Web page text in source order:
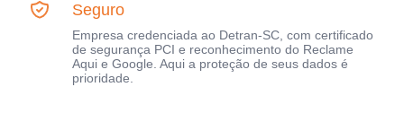
Seguro
Empresa credenciada ao Detran-SC, com certificado
de segurança PCI e reconhecimento do Reclame
Aqui e Google. Aqui a proteção de seus dados é
prioridade.